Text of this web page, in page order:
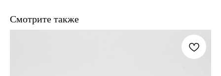
Смотрите также